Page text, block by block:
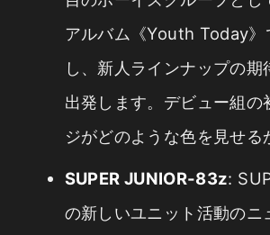
アルバム《Youth Today》
し、新人ラインナップの期
出発します。デビュー組の
ジがどのような色を見せる
SUPER JUNIOR-83z:
の新しいユニット活動のニ